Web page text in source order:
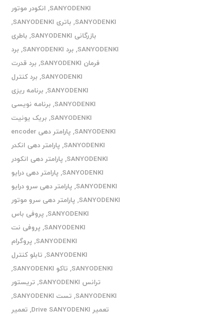
SANYODENKI
, انکودر موتور
SANYODENKI
, باتری SANYODENKI
,
بازرگانی SANYODENKI
, باطری
SANYODENKI
, برد SANYODENKI , برد
فرمان SANYODENKI
, برد قدرت
SANYODENKI
, برد کنترل
SANYODENKI
, برنامه ریزی
SANYODENKI
, برنامه نویسی
SANYODENKI
, بریک یونیت
SANYODENKI
,
پارامتر دهی encoder
SANYODENKI
, پارامتر دهی انکدر
SANYODENKI
, پارامتر دهی انکودر
SANYODENKI
, پارامتر دهی درایو
SANYODENKI
, پارامتر دهی سرو درایو
SANYODENKI
, پارامتر دهی سرو موتور
SANYODENKI
, پروفی باس
SANYODENKI
, پروفی نت
SANYODENKI
, پروگرام
SANYODENKI
, تابلو کنترل
SANYODENKI
, تاکو SANYODENKI
,
ترانس SANYODENKI
, تریستور
SANYODENKI
, تست SANYODENKI
,
تعمیر Drive SANYODENKI
, تعمیر